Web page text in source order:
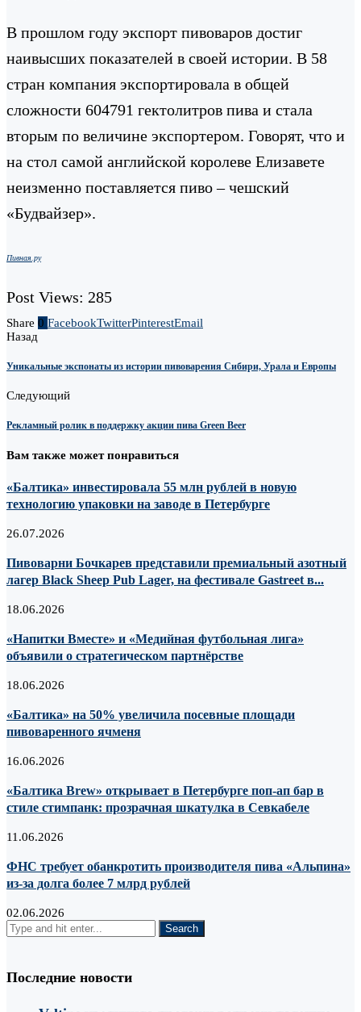
В прошлом году экспорт пивоваров достиг
наивысших показателей в своей истории. В 58
стран компания экспортировала в общей
сложности 604791 гектолитров пива и стала
вторым по величине экспортером. Говорят, что и
на стол самой английской королеве Елизавете
неизменно поставляется пиво – чешский
«Будвайзер».
Пивная.ру
Post Views: 285
Share 0 FacebookTwitterPinterestEmail
Назад
Уникальные экспонаты из истории пивоварения Сибири, Урала и Европы
Следующий
Рекламный ролик в поддержку акции пива Green Beer
Вам также может понравиться
«Балтика» инвестировала 55 млн рублей в новую
технологию упаковки на заводе в Петербурге
26.07.2026
Пивоварни Бочкарев представили премиальный азотный
лагер Black Sheep Pub Lager, на фестивале Gastreet в...
18.06.2026
«Напитки Вместе» и «Медийная футбольная лига»
объявили о стратегическом партнёрстве
18.06.2026
«Балтика» на 50% увеличила посевные площади
пивоваренного ячменя
16.06.2026
«Балтика Brew» открывает в Петербурге поп-ап бар в
стиле стимпанк: прозрачная шкатулка в Севкабеле
11.06.2026
ФНС требует обанкротить производителя пива «Альпина»
из-за долга более 7 млрд рублей
02.06.2026
Последние новости